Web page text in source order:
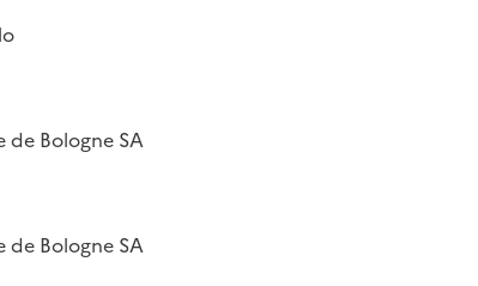
de Bologne SA
de Bologne SA